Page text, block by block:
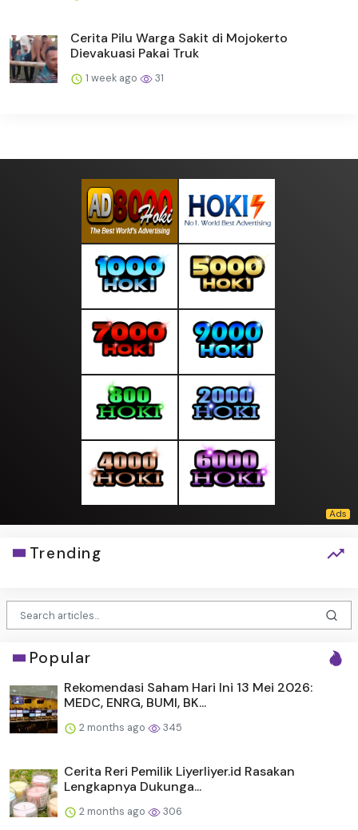
Cerita Pilu Warga Sakit di Mojokerto
Dievakuasi Pakai Truk
1 week ago 31
Trending
Popular
Rekomendasi Saham Hari Ini 13 Mei 2026:
MEDC, ENRG, BUMI, BK...
2 months ago 345
Cerita Reri Pemilik Liyerliyer.id Rasakan
Lengkapnya Dukunga...
2 months ago 306